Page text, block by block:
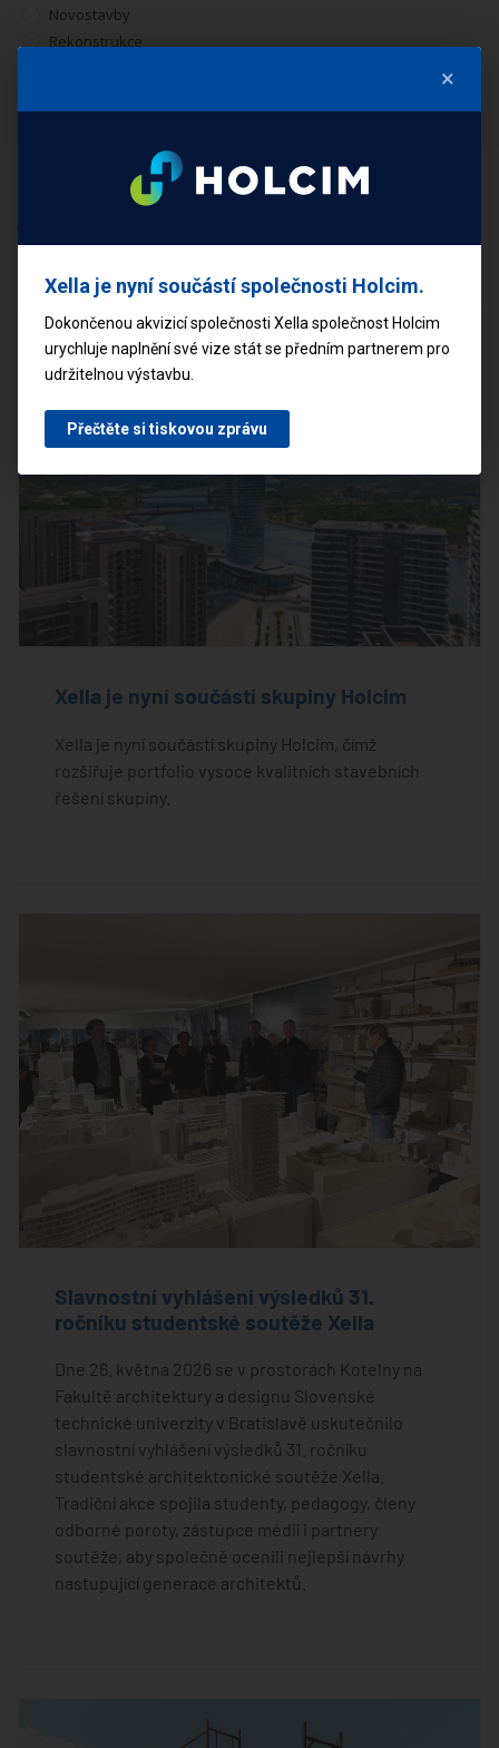
Novostavby
Rekonstrukce
ČLÁNKY
Xella je nyní součástí skupiny Holcim
Xella je nyní součástí skupiny Holcim, čímž
rozšiřuje portfolio vysoce kvalitních stavebních
řešení skupiny.
Slavnostní vyhlášení výsledků 31.
ročníku studentské soutěže Xella
Dne 26. května 2026 se v prostorách Kotelny na
Fakultě architektury a designu Slovenské
technické univerzity v Bratislavě uskutečnilo
slavnostní vyhlášení výsledků 31. ročníku
studentské architektonické soutěže Xella.
Tradiční akce spojila studenty, pedagogy, členy
odborné poroty, zástupce médií i partnery
soutěže, aby společně ocenili nejlepší návrhy
nastupující generace architektů.
×
Xella je nyní součástí společnosti Holcim.
Dokončenou akvizicí společnosti Xella společnost Holcim
urychluje naplnění své vize stát se předním partnerem pro
udržitelnou výstavbu.
Přečtěte si tiskovou zprávu